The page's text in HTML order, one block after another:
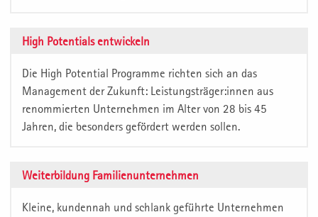
High Potentials entwickeln
Die High Potential Programme richten sich an das
Management der Zukunft: Leistungsträger:innen aus
renommierten Unternehmen im Alter von 28 bis 45
Jahren, die besonders gefördert werden sollen.
Weiterbildung Familienunternehmen
Kleine, kundennah und schlank geführte Unternehmen